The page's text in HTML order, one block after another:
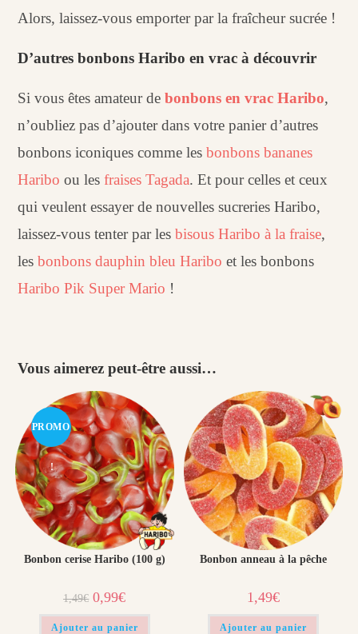
Alors, laissez-vous emporter par la fraîcheur sucrée !
D’autres bonbons Haribo en vrac à découvrir
Si vous êtes amateur debonbons en vrac Haribo,
n’oubliez pas d’ajouter dans votre panier d’autres
bonbons iconiques comme lesbonbons bananes
Haribo ou lesfraises Tagada. Et pour celles et ceux
qui veulent essayer de nouvelles sucreries Haribo,
laissez-vous tenter par lesbisous Haribo à la fraise,
lesbonbons dauphin bleu Haribo et les bonbons
Haribo Pik Super Mario !
Vous aimerez peut-être aussi…
PROMO
!
Bonbon cerise Haribo (100 g)
1,49€ Le
prix
initial
était :
0,99€Le
prix
actuel
est :
Ajouter au panier
Bonbon anneau à la pêche
1,49€
Ajouter au panier